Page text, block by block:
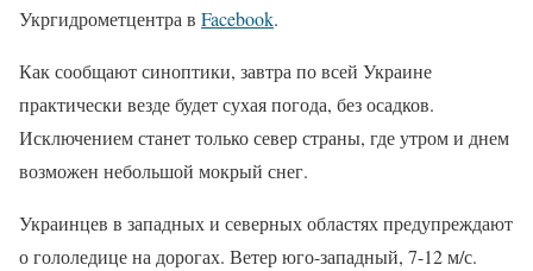
Укргидрометцентра в Facebook.
Как сообщают синоптики, завтра по всей Украине
практически везде будет сухая погода, без осадков.
Исключением станет только север страны, где утром и днем
возможен небольшой мокрый снег.
Украинцев в западных и северных областях предупреждают
о гололедице на дорогах. Ветер юго-западный, 7-12 м/с.